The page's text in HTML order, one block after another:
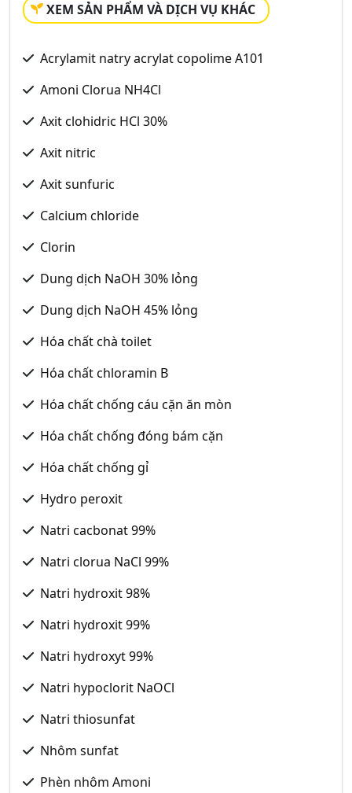
XEM SẢN PHẨM VÀ DỊCH VỤ KHÁC
Acrylamit natry acrylat copolime A101
Amoni Clorua NH4Cl
Axit clohidric HCl 30%
Axit nitric
Axit sunfuric
Calcium chloride
Clorin
Dung dịch NaOH 30% lỏng
Dung dịch NaOH 45% lỏng
Hóa chất chà toilet
Hóa chất chloramin B
Hóa chất chống cáu cặn ăn mòn
Hóa chất chống đóng bám cặn
Hóa chất chống gỉ
Hydro peroxit
Natri cacbonat 99%
Natri clorua NaCl 99%
Natri hydroxit 98%
Natri hydroxit 99%
Natri hydroxyt 99%
Natri hypoclorit NaOCl
Natri thiosunfat
Nhôm sunfat
Phèn nhôm Amoni